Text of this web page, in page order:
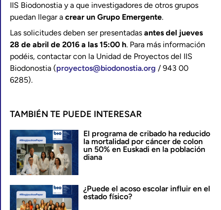
IIS Biodonostia y a que investigadores de otros grupos
puedan llegar a crear un Grupo Emergente.
Las solicitudes deben ser presentadas antes del jueves
28 de abril de 2016 a las 15:00 h. Para más información
podéis, contactar con la Unidad de Proyectos del IIS
Biodonostia (proyectos@biodonostia.org / 943 00
6285).
TAMBIÉN TE PUEDE INTERESAR
El programa de cribado ha reducido
la mortalidad por cáncer de colon
un 50% en Euskadi en la población
diana
¿Puede el acoso escolar influir en el
estado físico?